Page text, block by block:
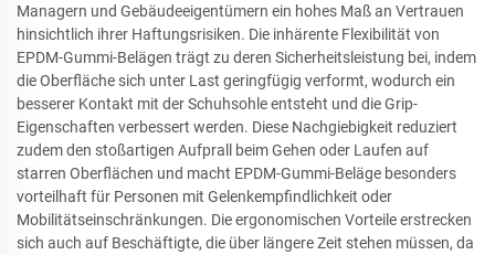
Managern und Gebäudeeigentümern ein hohes Maß an Vertrauen
hinsichtlich ihrer Haftungsrisiken. Die inhärente Flexibilität von
EPDM-Gummi-Belägen trägt zu deren Sicherheitsleistung bei, indem
die Oberfläche sich unter Last geringfügig verformt, wodurch ein
besserer Kontakt mit der Schuhsohle entsteht und die Grip-
Eigenschaften verbessert werden. Diese Nachgiebigkeit reduziert
zudem den stoßartigen Aufprall beim Gehen oder Laufen auf
starren Oberflächen und macht EPDM-Gummi-Beläge besonders
vorteilhaft für Personen mit Gelenkempfindlichkeit oder
Mobilitätseinschränkungen. Die ergonomischen Vorteile erstrecken
sich auch auf Beschäftigte, die über längere Zeit stehen müssen, da